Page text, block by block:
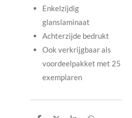
Enkelzijdig
glanslaminaat
Achterzijde bedrukt
Ook verkrijgbaar als
voordeelpakket met 25
exemplaren